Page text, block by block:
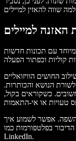
האזנה למיילים
עם תכונות חדשות
החושים הוויזואליים
הנושא והכותרות.
כשקוראים בקול,
השפה. אפשר לשמוע איך
בפלטפורמות כמו
LinkedIn.